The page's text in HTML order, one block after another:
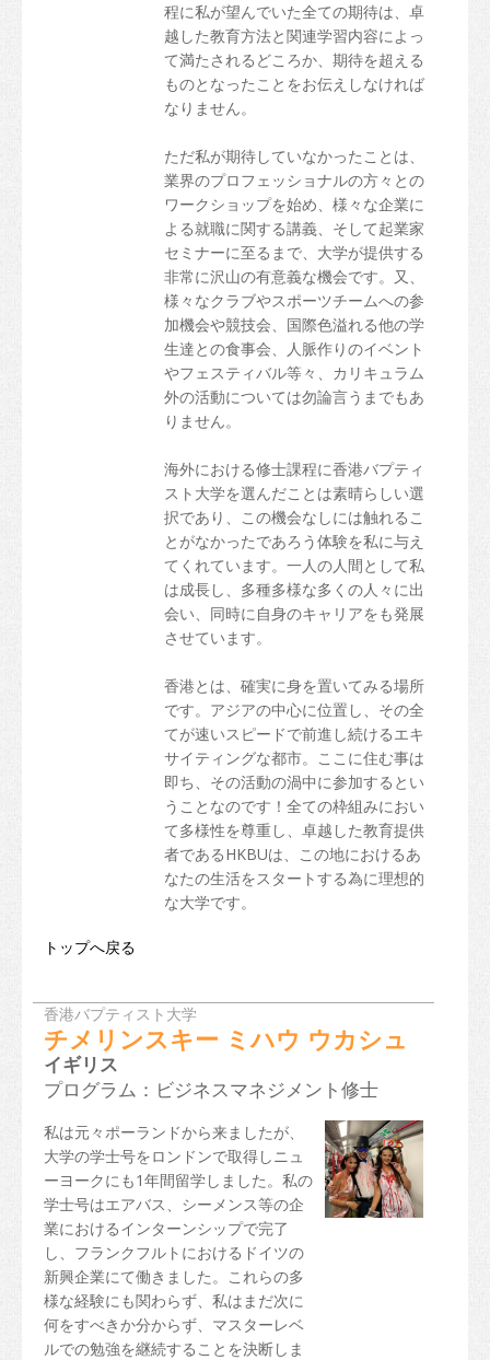
程に私が望んでいた全ての期待は、卓
越した教育方法と関連学習内容によっ
て満たされるどころか、期待を超える
ものとなったことをお伝えしなければ
なりません。
ただ私が期待していなかったことは、
業界のプロフェッショナルの方々との
ワークショップを始め、様々な企業に
よる就職に関する講義、そして起業家
セミナーに至るまで、大学が提供する
非常に沢山の有意義な機会です。又、
様々なクラブやスポーツチームへの参
加機会や競技会、国際色溢れる他の学
生達との食事会、人脈作りのイベント
やフェスティバル等々、カリキュラム
外の活動については勿論言うまでもあ
りません。
海外における修士課程に香港バプティ
スト大学を選んだことは素晴らしい選
択であり、この機会なしには触れるこ
とがなかったであろう体験を私に与え
てくれています。一人の人間として私
は成長し、多種多様な多くの人々に出
会い、同時に自身のキャリアをも発展
させています。
香港とは、確実に身を置いてみる場所
です。アジアの中心に位置し、その全
てが速いスピードで前進し続けるエキ
サイティングな都市。ここに住む事は
即ち、その活動の渦中に参加するとい
うことなのです！全ての枠組みにおい
て多様性を尊重し、卓越した教育提供
者であるHKBUは、この地におけるあ
なたの生活をスタートする為に理想的
な大学です。
トップへ戻る
香港バプティスト大学
チメリンスキー ミハウ ウカシュ
イギリス
プログラム：ビジネスマネジメント修士
私は元々ポーランドから来ましたが、
大学の学士号をロンドンで取得しニュ
ーヨークにも1年間留学しました。私の
学士号はエアバス、シーメンス等の企
業におけるインターンシップで完了
し、フランクフルトにおけるドイツの
新興企業にて働きました。これらの多
様な経験にも関わらず、私はまだ次に
何をすべきか分からず、マスターレベ
ルでの勉強を継続することを決断しま